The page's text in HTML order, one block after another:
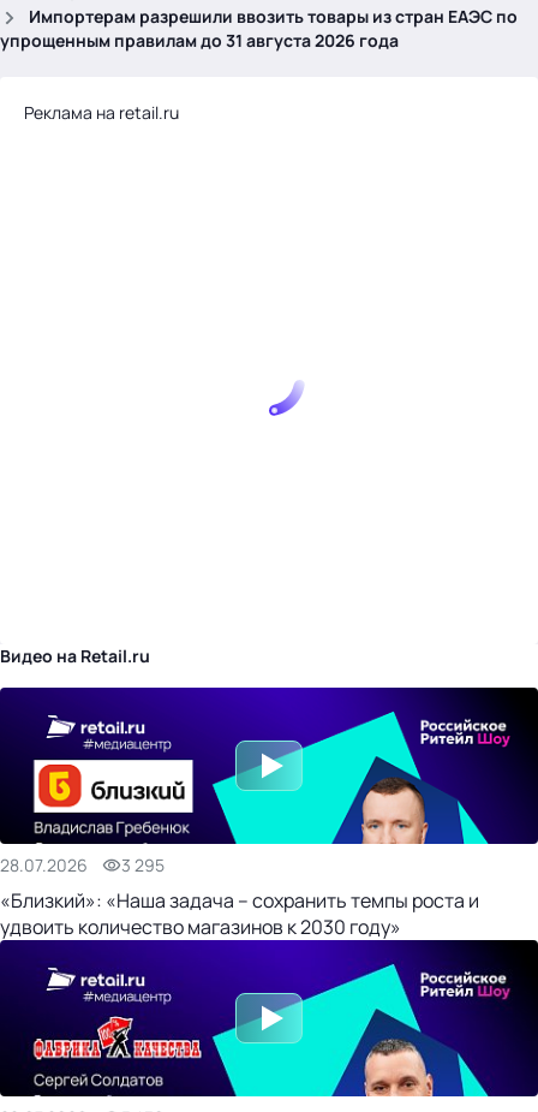
Импортерам разрешили ввозить товары из стран ЕАЭС по
упрощенным правилам до 31 августа 2026 года
Реклама на retail.ru
Видео на Retail.ru
28.07.2026 3 295
«Близкий»: «Наша задача – сохранить темпы роста и
удвоить количество магазинов к 2030 году»